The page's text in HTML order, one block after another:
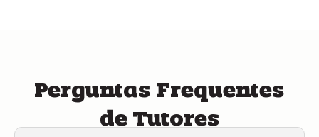
Perguntas Frequentes
de Tutores